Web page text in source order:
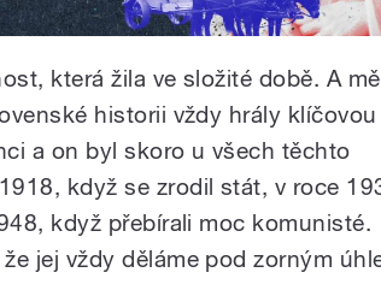
která žila ve složité době. A
historii vždy hrály klíčovou
a on byl skoro u všech těchto
když se zrodil stát, v roce
když přebírali moc komunisté.
jej vždy děláme pod zorným